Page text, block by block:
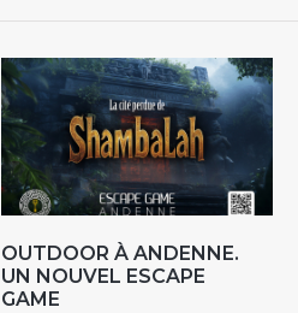
OUTDOOR À ANDENNE.
UN NOUVEL ESCAPE
GAME